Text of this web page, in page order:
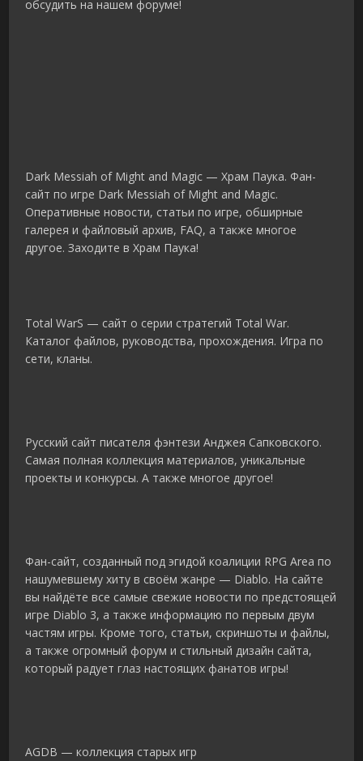
обсудить на нашем форуме!
Dark Messiah of Might and Magic — Храм Паука. Фан-
сайт по игре Dark Messiah of Might and Magic.
Оперативные новости, статьи по игре, обширные
галерея и файловый архив, FAQ, а также многое
другое. Заходите в Храм Паука!
Total WarS — сайт о серии стратегий Total War.
Каталог файлов, руководства, прохождения. Игра по
сети, кланы.
Русский сайт писателя фэнтези Анджея Сапковского.
Самая полная коллекция материалов, уникальные
проекты и конкурсы. А также многое другое!
Фан-сайт, созданный под эгидой коалиции RPG Area по
нашумевшему хиту в своём жанре — Diablo. На сайте
вы найдёте все самые свежие новости по предстоящей
игре Diablo 3, а также информацию по первым двум
частям игры. Кроме того, статьи, скриншоты и файлы,
а также огромный форум и стильный дизайн сайта,
который радует глаз настоящих фанатов игры!
AGDB — коллекция старых игр